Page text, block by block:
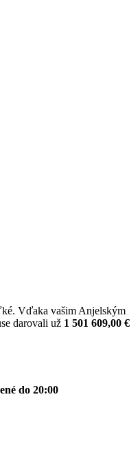
Vďaka vašim Anjelským
darovali už 1 501 609,00 €
do 20:00